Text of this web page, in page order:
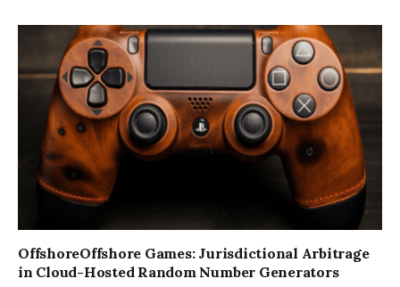
OffshoreOffshore Games: Jurisdictional Arbitrage
in Cloud-Hosted Random Number Generators